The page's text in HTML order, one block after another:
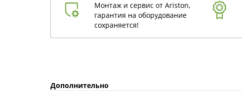
Монтаж и сервис от Ariston,
гарантия на оборудование
сохраняется!
Дополнительно